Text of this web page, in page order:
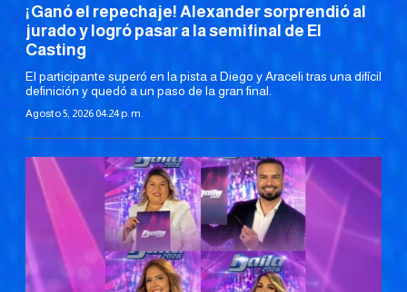
¡Ganó el repechaje! Alexander sorprendió al
jurado y logró pasar a la semifinal de El
Casting
El participante superó en la pista a Diego y Araceli tras una difícil
definición y quedó a un paso de la gran final.
Agosto 5, 2026 04:24 p. m.